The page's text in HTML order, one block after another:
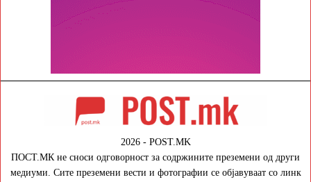
2026 - POST.MK
ПОСТ.МК не сноси одговорност за содржините преземени од други
медиуми. Сите преземени вести и фотографии се објавуваат со линк